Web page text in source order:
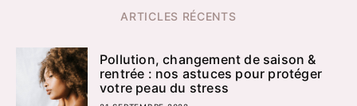
ARTICLES RÉCENTS
Pollution, changement de saison &
rentrée : nos astuces pour protéger
votre peau du stress